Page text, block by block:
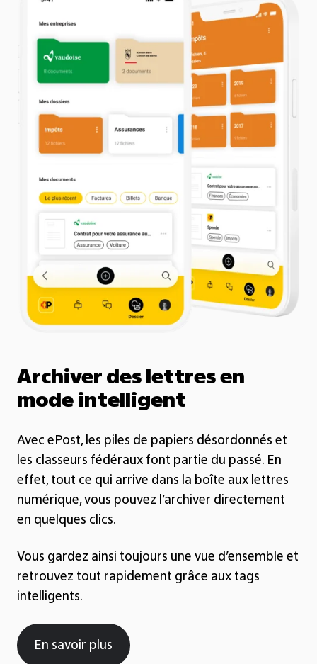
Archiver des lettres en
mode intelligent
Avec ePost, les piles de papiers désordonnés et
les classeurs fédéraux font partie du passé. En
effet, tout ce qui arrive dans la boîte aux lettres
numérique, vous pouvez l’archiver directement
en quelques clics.
Vous gardez ainsi toujours une vue d’ensemble et
retrouvez tout rapidement grâce aux tags
intelligents.
En savoir plus